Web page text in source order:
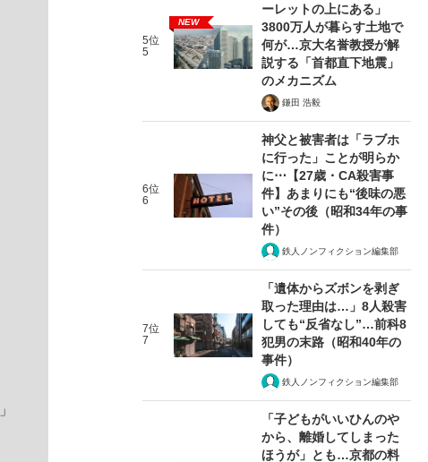
5位
5
NEW
ーレットの上にある」
3800万人が暮らす土地で
何が…京大名誉教授が解
説する「首都直下地震」
のメカニズム
鎌田 浩毅
6位
6
神父と被害者は「ラブホ
に行った」ことが明らか
に⋯【27歳・CA殺害事
件】あまりにも“後味の悪
い”その後（昭和34年の事
件）
鉄人ノンフィクション編集部
7位
7
「遺体からズボンを剥ぎ
取った理由は…」8人殺害
しても“反省なし”…前科8
犯男の末路（昭和40年の
事件）
鉄人ノンフィクション編集部
「子どもがいいひんのや
から、離婚してしまった
ほうが」とも…京都の料